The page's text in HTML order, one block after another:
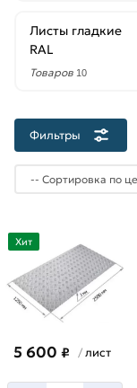
Листы гладкие
RAL
Товаров 10
Фильтры
3000
мм
6000
Ширина
1250
мм
1500
мм
Хит
5 600 ₽ / лист